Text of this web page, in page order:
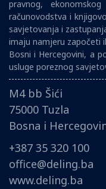
pravnog,
računovodstva i
savjetovanja i
imaju namjeru započeti
Bosni i Hercegovini, a
usluge poreznog
M4 bb Šići
75000 Tuzla
Bosna i
+387 35 320 100
office@deling.ba
www.deling.ba